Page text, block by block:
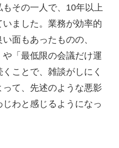
その一人で、10年以上
ました。業務が効率的
面もあったものの、
や「最低限の会議だけ運
ことで、雑談がしにく
て、先述のような悪影
わと感じるようになっ